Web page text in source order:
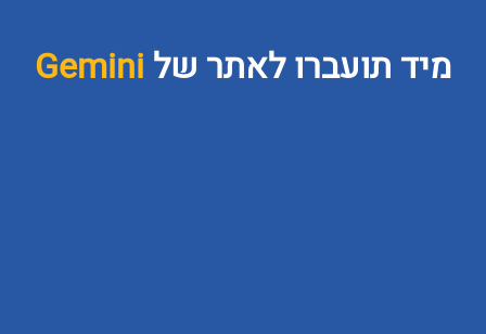
מיד תועברו לאתר של Gemini